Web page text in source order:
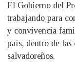
El Gobierno del
trabajando para
y convivencia
país, dentro de
salvadoreños.